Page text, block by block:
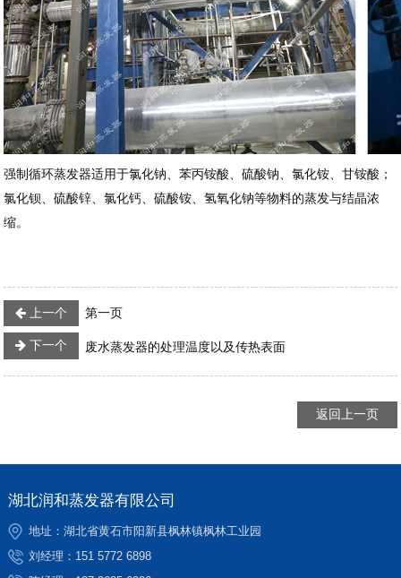
强制循环蒸发器适用于氯化钠、苯丙铵酸、硫酸钠、氯化铵、甘铵酸；
氯化钡、硫酸锌、氯化钙、硫酸铵、氢氧化钠等物料的蒸发与结晶浓
缩。
上一个 第一页
下一个 废水蒸发器的处理温度以及传热表面
返回上一页
湖北润和蒸发器有限公司
地址：湖北省黄石市阳新县枫林镇枫林工业园
刘经理： 151 5772 6898